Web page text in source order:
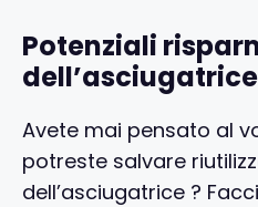
Potenziali
dell’asciugatrice
Avete mai pensato al
potreste salvare
dell’asciugatrice ?